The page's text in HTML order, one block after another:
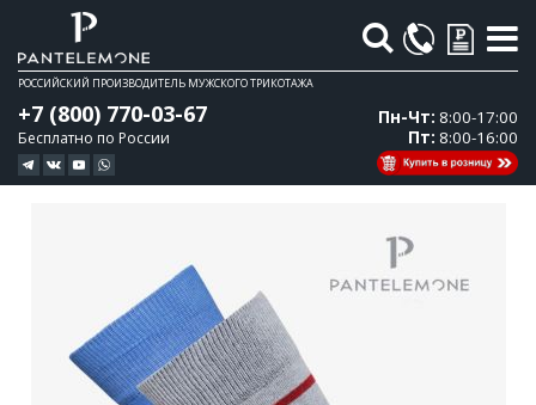
Поиск
РОССИЙСКИЙ ПРОИЗВОДИТЕЛЬ МУЖСКОГО ТРИКОТАЖА
+7 (800) 770-03-67
Бесплатно по России
Пн-Чт: 8:00-17:00
Пт: 8:00-16:00